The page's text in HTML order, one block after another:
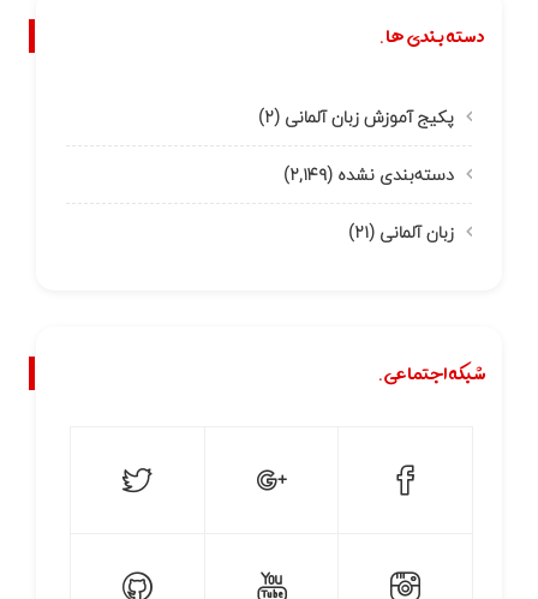
دسته بندی ها.
پکیج آموزش زبان آلمانی (۲)
دسته‌بندی نشده (۲,۱۴۹)
زبان آلمانی (۲۱)
شبکه اجتماعی.